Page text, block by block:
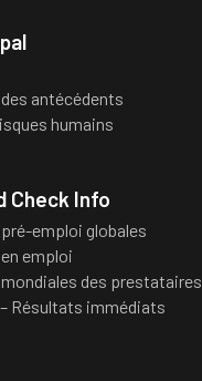
antécédents
humains
Check Info
emploi globales
emploi
des prestataires
Résultats immédiats